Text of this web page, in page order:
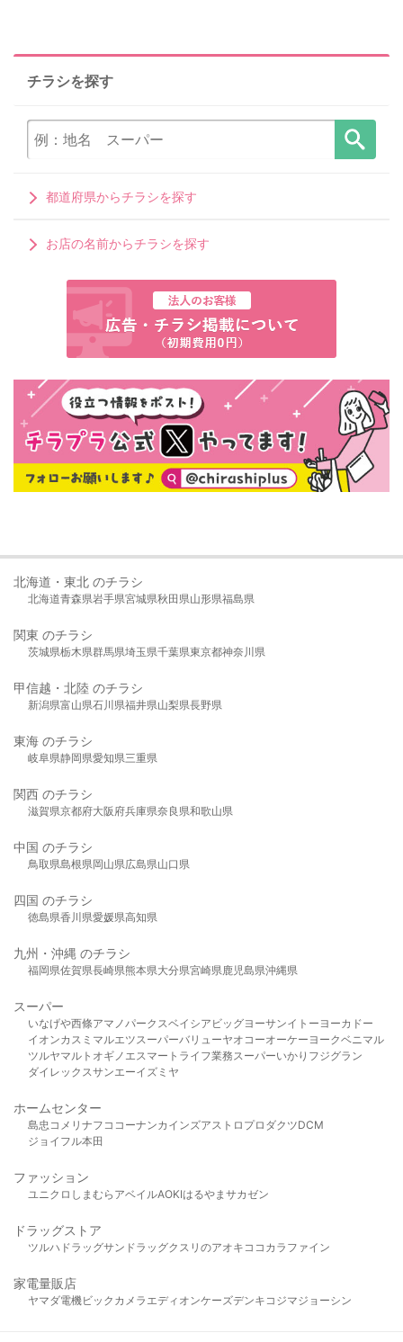
チラシを探す
都道府県からチラシを探す
お店の名前からチラシを探す
北海道・東北 のチラシ
北海道青森県岩手県宮城県秋田県山形県福島県
関東 のチラシ
茨城県栃木県群馬県埼玉県千葉県東京都神奈川県
甲信越・北陸 のチラシ
新潟県富山県石川県福井県山梨県長野県
東海 のチラシ
岐阜県静岡県愛知県三重県
関西 のチラシ
滋賀県京都府大阪府兵庫県奈良県和歌山県
中国 のチラシ
鳥取県島根県岡山県広島県山口県
四国 のチラシ
徳島県香川県愛媛県高知県
九州・沖縄 のチラシ
福岡県佐賀県長崎県熊本県大分県宮崎県鹿児島県沖縄県
スーパー
いなげや西條アマノパークスベイシア ビッグヨーサンイトーヨーカドー
イオンカスミ マルエツスーパーバリューヤオコーオーケー ヨークベニマル
ツルヤマルト オギノ エスマート ライフ業務スーパーいかり フジグラン
ダイレックスサンエーイズミヤ
ホームセンター
島忠 コメリ ナフコ コーナンカインズアストロプロダクツDCM
ジョイフル本田
ファッション
ユニクロ しまむら アベイルAOKIはるやま サカゼン
ドラッグストア
ツルハドラッグサンドラッグクスリのアオキ ココカラファイン
家電量販店
ヤマダ電機ビックカメラ エディオンケーズデンキ コジマジョーシン